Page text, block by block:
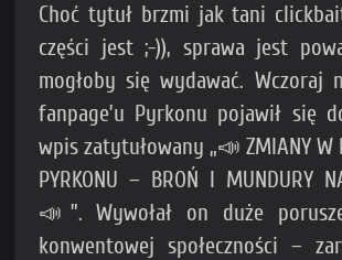
Choć tytuł brzmi jak tani
części jest ;-)), sprawa jest
mogłoby się wydawać. Wczoraj
fanpage’u Pyrkonu pojawił się
wpis zatytułowany „📣 ZMIANY W
PYRKONU – BROŃ I MUNDURY
📣”. Wywołał on duże
konwentowej społeczności –